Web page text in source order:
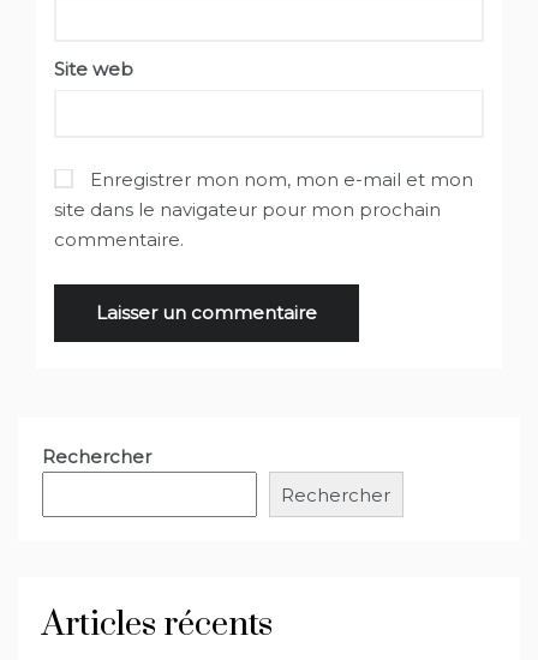
Site web
Enregistrer mon nom, mon e-mail et mon
site dans le navigateur pour mon prochain
commentaire.
Rechercher
Rechercher
Articles récents